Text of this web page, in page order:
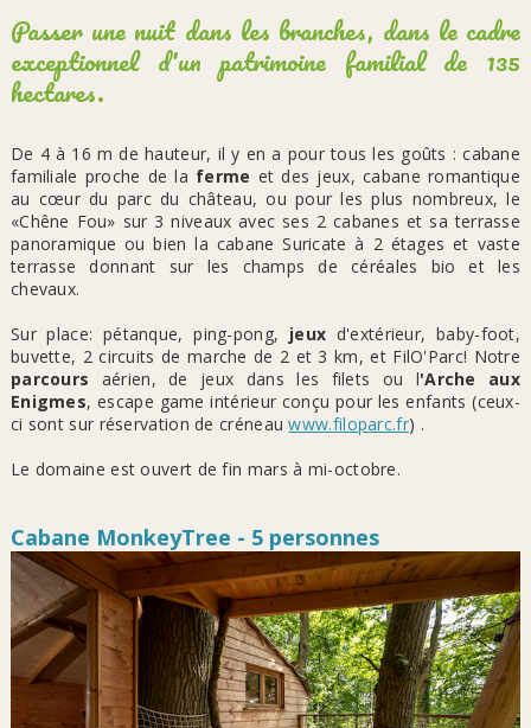
Passer une nuit dans les branches, dans le cadre
exceptionnel d'un patrimoine familial de 135
hectares.
De 4 à 16 m de hauteur, il y en a pour tous les goûts : cabane
familiale proche de la ferme et des jeux, cabane romantique
au cœur du parc du château, ou pour les plus nombreux, le
«Chêne Fou» sur 3 niveaux avec ses 2 cabanes et sa terrasse
panoramique ou bien la cabane Suricate à 2 étages et vaste
terrasse donnant sur les champs de céréales bio et les
chevaux.
Sur place: pétanque, ping-pong, jeux d'extérieur, baby-foot,
buvette, 2 circuits de marche de 2 et 3 km, et FilO'Parc! Notre
parcours aérien, de jeux dans les filets ou l'Arche aux
Enigmes, escape game intérieur conçu pour les enfants (ceux-
ci sont sur réservation de créneauwww.filoparc.fr) .
Le domaine est ouvert de fin mars à mi-octobre.
Cabane MonkeyTree - 5 personnes